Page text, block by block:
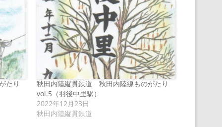
たり
秋田内陸縦貫鉄道 秋田内陸線ものがたり
vol.5（羽後中里駅）
2022年12月23日
秋田内陸縦貫鉄道